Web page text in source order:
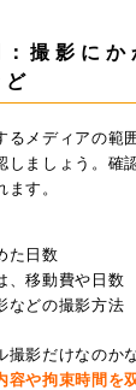
撮影にか
るメディアの範
しましょう。確
す。
た日数
、移動費や日数
などの撮影方法
撮影だけなのか
容や拘束時間を